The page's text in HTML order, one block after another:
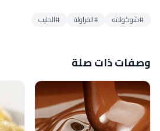
#شوكولاته #الفراولة #الحليب
وصفات ذات صلة